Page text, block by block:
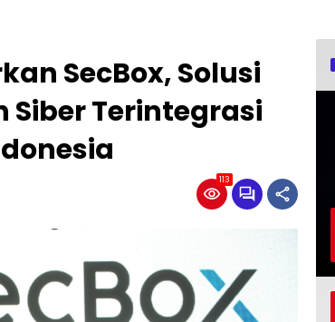
SecBox, Solusi
Terintegrasi
113